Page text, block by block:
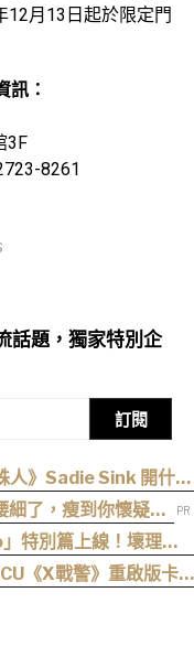
12月13日起於限定門
訊：
3F
8261
話題，獨家特別企
訂閱
人》Sadie Sink 開什麼
細了，瘦到你懷疑人
特別篇上線！壞理版
開！《X戰警》重啟版卡